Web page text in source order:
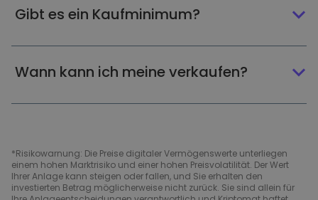
Gibt es ein Kaufminimum?
Wann kann ich meine verkaufen?
*Risikowarnung: Die Preise digitaler Vermögenswerte unterliegen
einem hohen Marktrisiko und einer hohen Preisvolatilität. Der Wert
Ihrer Anlage kann steigen oder fallen, und Sie erhalten den
investierten Betrag möglicherweise nicht zurück. Sie sind allein für